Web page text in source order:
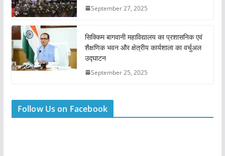
September 27, 2025
सिक्किम बागवानी महाविद्यालय का प्रशासनिक एवं
शैक्षणिक भवन और क्षेत्रीय कार्यशाला का वर्चुअल
उद्घाटन
September 25, 2025
Follow Us on Facebook